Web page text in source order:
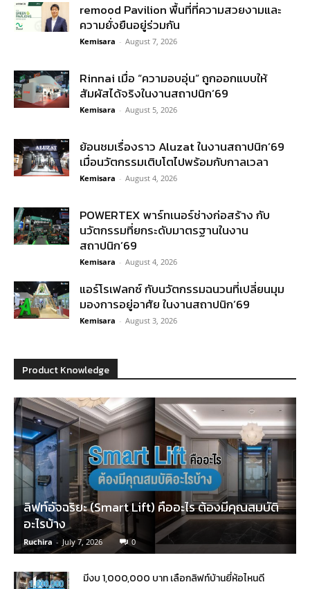
remood Pavilion พื้นที่ที่ความสวยงามและ
ความยั่งยืนอยู่ร่วมกัน
Kemisara - August 7, 2026
Rinnai เมื่อ “ความอบอุ่น” ถูกออกแบบให้
สัมผัสได้จริงในงานสถาปนิก’69
Kemisara - August 5, 2026
ย้อนชมเรื่องราว Aluzat ในงานสถาปนิก’69
เมื่อนวัตกรรมเติบโตไปพร้อมกับกาลเวลา
Kemisara - August 4, 2026
POWERTEX พาร์ทเนอร์ช่างก่อสร้าง กับ
นวัตกรรมที่ยกระดับมาตรฐานในงาน
สถาปนิก’69
Kemisara - August 4, 2026
แอร์โรเฟลกซ์ กับนวัตกรรมฉนวนที่เปลี่ยนมุม
มองการอยู่อาศัย ในงานสถาปนิก’69
Kemisara - August 3, 2026
Product Knowledge
ลิฟท์อัจฉริยะ (Smart Lift) คืออะไร ต้องมีคุณสมบัติ
อะไรบ้าง
Ruchira - July 7, 2026 0
มีงบ 1,000,000 บาท เลือกลิฟท์บ้านยี่ห้อไหนดี